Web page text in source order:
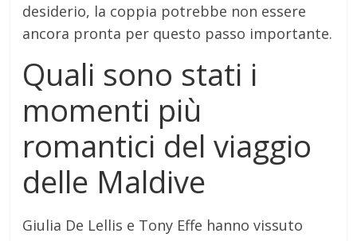
desiderio, la coppia potrebbe non essere
ancora pronta per questo passo importante.
Quali sono stati i
momenti più
romantici del viaggio
delle Maldive
Giulia De Lellis e Tony Effe hanno vissuto